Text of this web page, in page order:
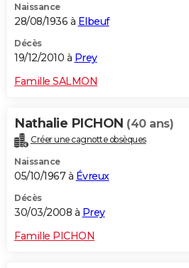
Naissance
28/08/1936 à Elbeuf
Décès
19/12/2010 à Prey
Famille SALMON
Nathalie PICHON (40 ans)
Créer une cagnotte obsèques
Naissance
05/10/1967 à Évreux
Décès
30/03/2008 à Prey
Famille PICHON